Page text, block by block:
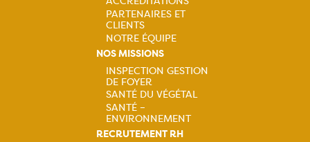
PARTENAIRES ET
CLIENTS
NOTRE ÉQUIPE
NOS MISSIONS
Navigation
principale
INSPECTION GESTION
DE FOYER
SANTÉ DU VÉGÉTAL
SANTÉ –
ENVIRONNEMENT
RECRUTEMENT RH